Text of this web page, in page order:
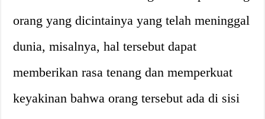
orang yang dicintainya yang telah meninggal
dunia, misalnya, hal tersebut dapat
memberikan rasa tenang dan memperkuat
keyakinan bahwa orang tersebut ada di sisi